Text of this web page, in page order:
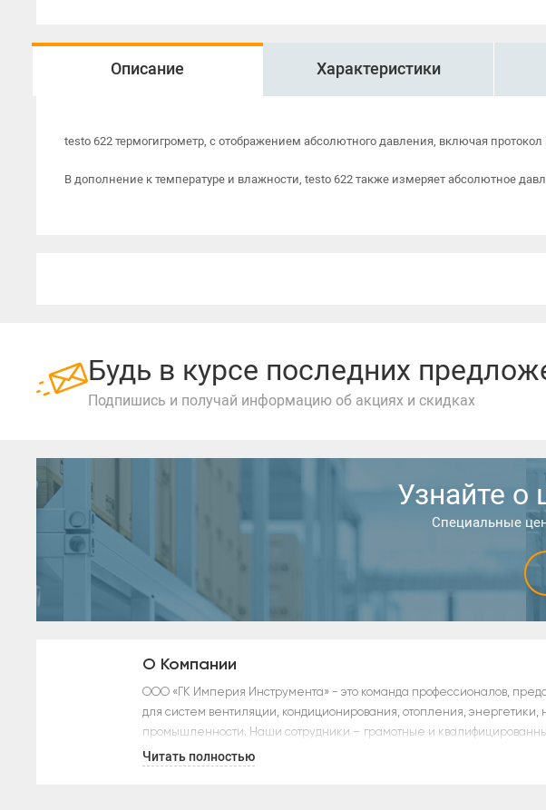
Описание Характеристики
testo 622 термогигрометр, с отображением абсолютного давления, включая
В дополнение к температуре и влажности, testo 622 также измеряет абсолютное
Будь в курсе последних
Подпишись и получай информацию об акциях и скидках
Узнайте о
Специальные
О Компании
ООО «ГК Империя Инструмента» - это команда профессионалов,
для систем вентиляции, кондиционирования, отопления,
промышленности. Наши сотрудники – грамотные и
выгодные условия сотрудничества.
Читать полностью